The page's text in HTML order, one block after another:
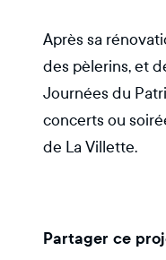
Après sa
des pèlerins, et
Journées du
concerts ou
de La Villette.
Partager ce